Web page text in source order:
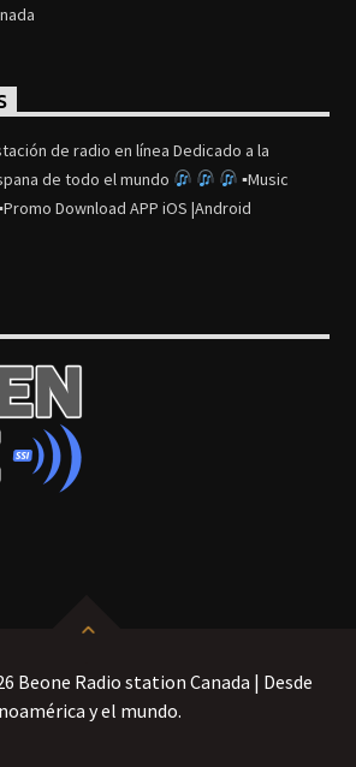
de radio en línea Dedicado a la
de todo el mundo
▪Music
Download APP iOS |Android
Beone Radio station Canada | Desde
y el mundo.